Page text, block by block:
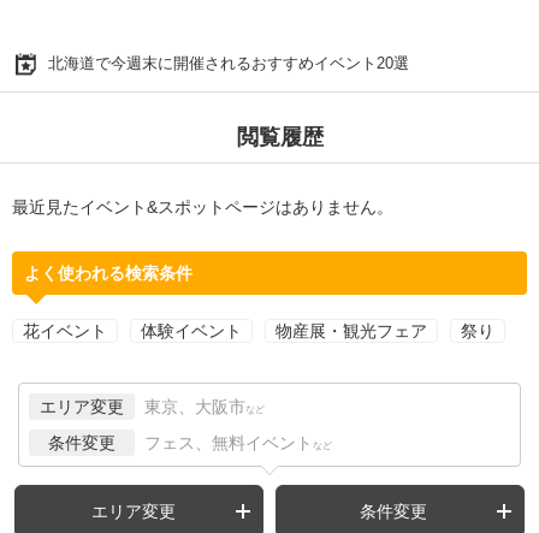
北海道で今週末に開催されるおすすめイベント20選
閲覧履歴
最近見たイベント&スポットページはありません。
よく使われる検索条件
花イベント 体験イベント 物産展・観光フェア 祭り
エリア変更 東京、大阪市 など
条件変更 フェス、無料イベント など
エリア変更 条件変更